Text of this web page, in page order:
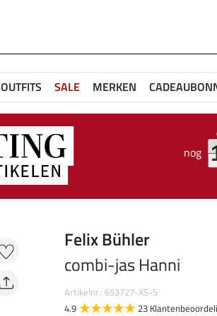
OUTFITS SALE MERKEN
nog
Felix Bühler
combi-jas Hanni
Artikelnr.: 653727-XS-S
4.9
23